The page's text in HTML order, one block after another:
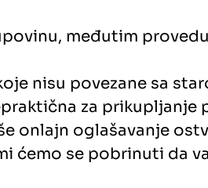
međutim
nisu povezane sa
za prikupljanje
onlajn oglašavanje
se pobrinuti da